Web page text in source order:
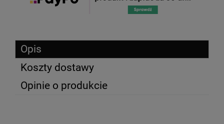
Opis
Koszty dostawy
Opinie o produkcie